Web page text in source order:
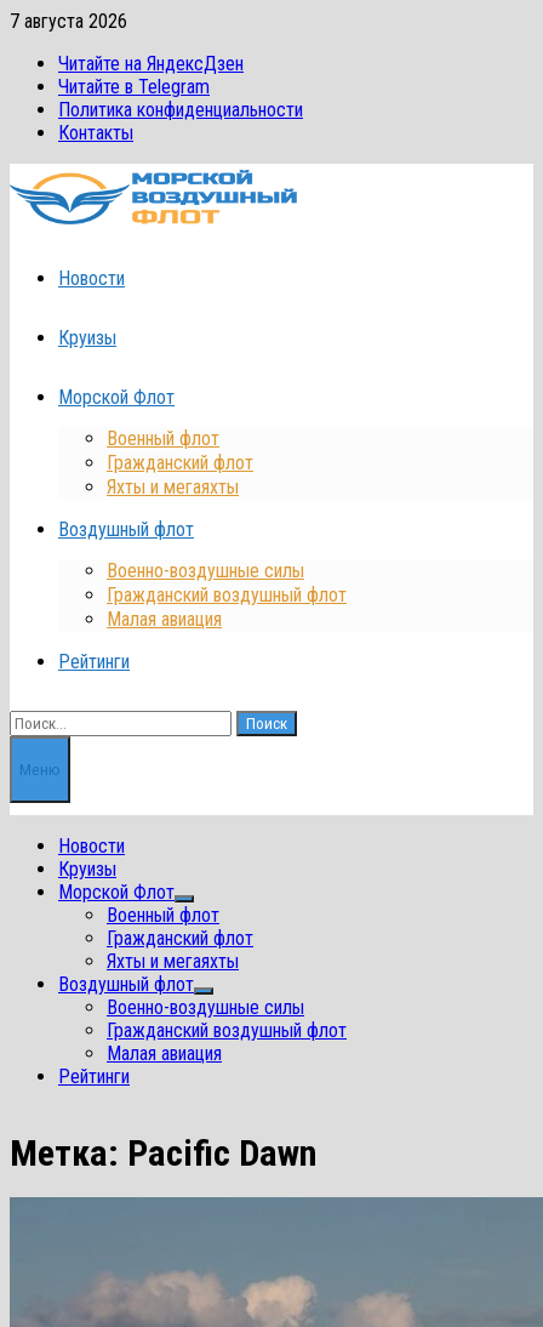
Перейти
содержимому
7 августа 2026
Читайте на ЯндексДзен
Читайте в Telegram
Политика конфиденциальности
Контакты
Новости
Круизы
Морской Флот
Военный флот
Гражданский флот
Яхты и мегаяхты
Воздушный флот
Военно-воздушные силы
Гражданский воздушный флот
Малая авиация
Рейтинги
Найти:
Меню
Новости
Круизы
Морской Флот
Показать
подменю
Военный флот
Гражданский флот
Яхты и мегаяхты
Воздушный флот
Показать
подменю
Военно-воздушные силы
Гражданский воздушный флот
Малая авиация
Рейтинги
Метка: Pacific Dawn